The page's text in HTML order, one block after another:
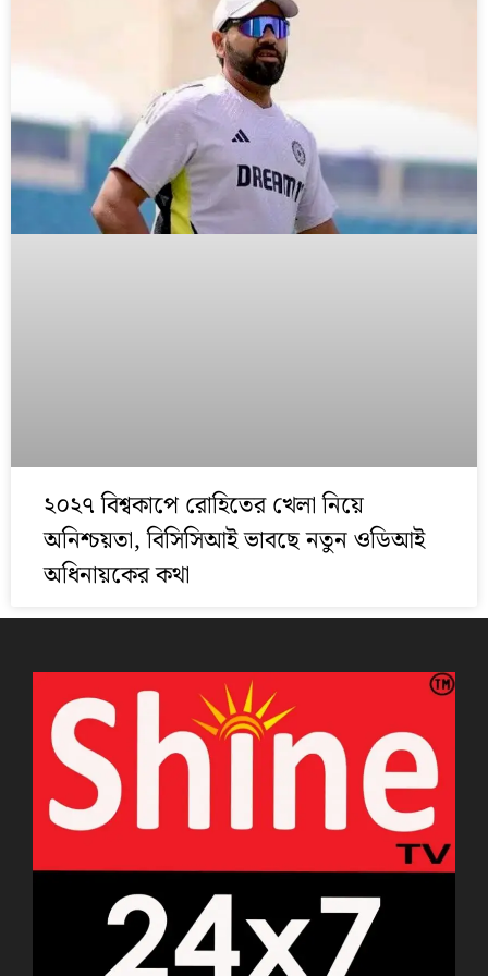
২০২৭ বিশ্বকাপে রোহিতের খেলা নিয়ে
অনিশ্চয়তা, বিসিসিআই ভাবছে নতুন ওডিআই
অধিনায়কের কথা